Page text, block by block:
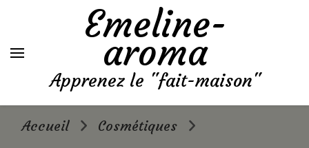
Emeline-
aroma
Apprenez le "fait-maison"
Accueil
Cosmétiques